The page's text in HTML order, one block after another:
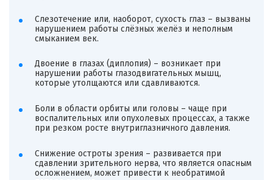
Слезотечение или, наоборот, сухость глаз – вызваны
нарушением работы слёзных желёз и неполным
смыканием век.
Двоение в глазах (диплопия) – возникает при
нарушении работы глазодвигательных мышц,
которые утолщаются или сдавливаются.
Боли в области орбиты или головы – чаще при
воспалительных или опухолевых процессах, а также
при резком росте внутриглазничного давления.
Снижение остроты зрения – развивается при
сдавлении зрительного нерва, что является опасным
осложнением, может привести к необратимой